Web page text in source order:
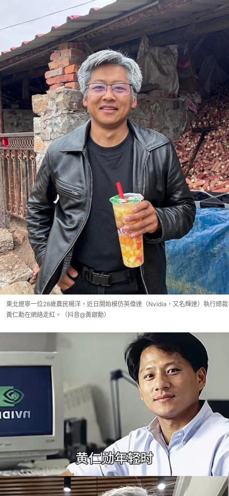
東北遼寧一位28歲農民楊洋，近日開始模仿英偉達（Nvidia，又名輝達）執行總裁
黃仁勳在網絡走紅。（抖音@黃銀勳）